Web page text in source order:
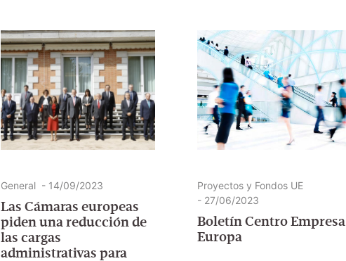
General - 14/09/2023
Las Cámaras europeas
piden una reducción de
las cargas
administrativas para
Proyectos y Fondos UE
- 27/06/2023
Boletín Centro Empresa
Europa